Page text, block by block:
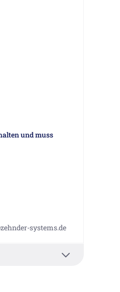
und muss
systems.de